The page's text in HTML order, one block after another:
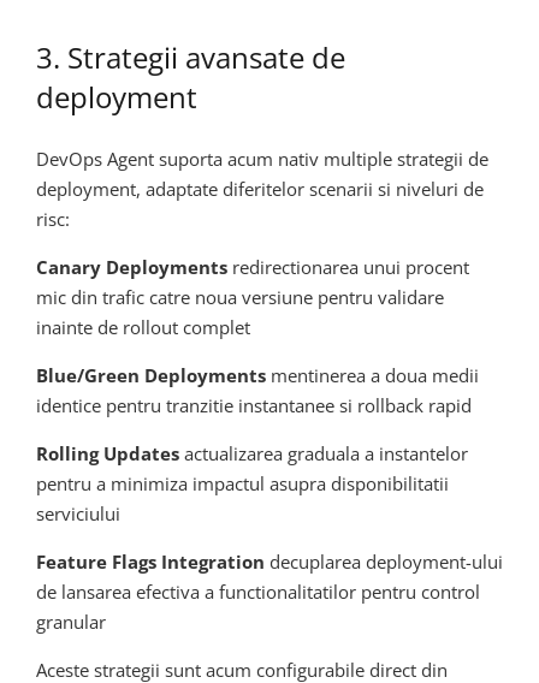
3. Strategii avansate de
deployment
DevOps Agent suporta acum nativ multiple strategii de
deployment, adaptate diferitelor scenarii si niveluri de
risc:
Canary Deployments redirectionarea unui procent
mic din trafic catre noua versiune pentru validare
inainte de rollout complet
Blue/Green Deployments mentinerea a doua medii
identice pentru tranzitie instantanee si rollback rapid
Rolling Updates actualizarea graduala a instantelor
pentru a minimiza impactul asupra disponibilitatii
serviciului
Feature Flags Integration decuplarea deployment-ului
de lansarea efectiva a functionalitatilor pentru control
granular
Aceste strategii sunt acum configurabile direct din